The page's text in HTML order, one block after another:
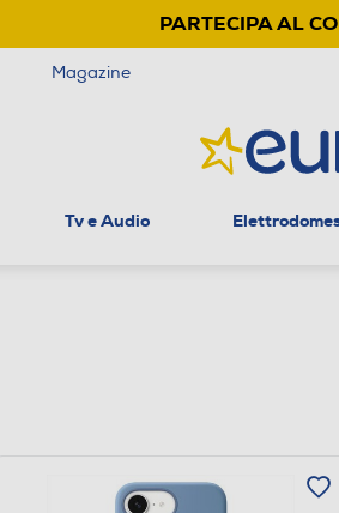
PARTECIPA AL
Magazine
Tv e Audio